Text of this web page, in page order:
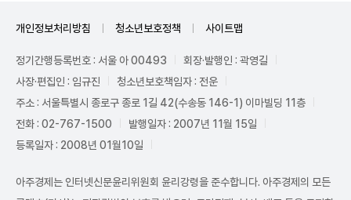
개인정보처리방침 청소년보호정책 사이트맵
정기간행등록번호 : 서울 아 00493
회장·발행인 : 곽영길
사장·편집인 : 임규진
청소년보호책임자 : 전운
주소 : 서울특별시 종로구 종로 1길 42(수송동 146-1) 이마빌딩 11층
전화 : 02-767-1500
발행일자 : 2007년 11월 15일
등록일자 : 2008년 01월10일
아주경제는 인터넷신문윤리위원회 윤리강령을 준수합니다. 아주경제의 모든